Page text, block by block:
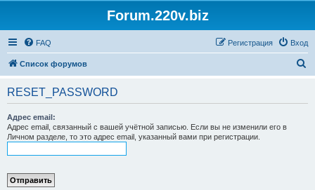
Forum.220v.biz
FAQ Вход
Регистрация
Список форумов
RESET_PASSWORD
Адрес email:
Адрес email, связанный с вашей учётной записью. Если вы не изменили его в
Личном разделе, то это адрес email, указанный вами при регистрации.